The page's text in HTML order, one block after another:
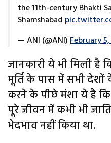
the 11th-century Bhakti
Shamshabad
— ANI (@ANI)February
जानकारी ये भी मिली है
मूर्ति के पास में सभी
करने के पीछे मंशा ये है कि
पूरे जीवन में कभी भी
भेदभाव नहीं किया था.